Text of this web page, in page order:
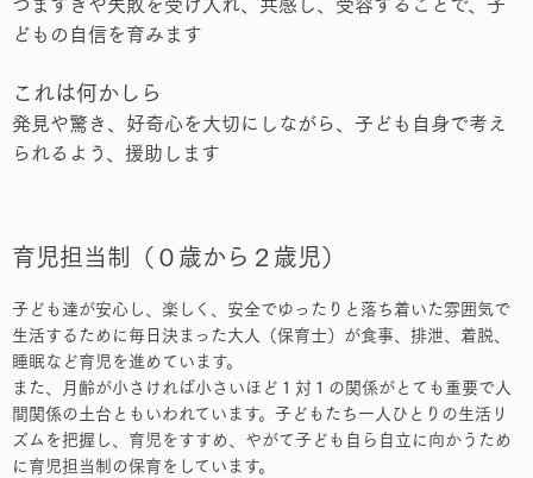
つまずきや失敗を受け入れ、共感し、受容することで、子
どもの自信を育みます
これは何かしら
発見や驚き、好奇心を大切にしながら、子ども自身で考え
られるよう、援助します
育児担当制（０歳から２歳児）
子ども達が安心し、楽しく、安全でゆったりと落ち着いた雰囲気で
生活するために毎日決まった大人（保育士）が食事、排泄、着脱、
睡眠など育児を進めています。
また、月齢が小さければ小さいほど１対１の関係がとても重要で人
間関係の土台ともいわれています。子どもたち一人ひとりの生活リ
ズムを把握し、育児をすすめ、やがて子ども自ら自立に向かうため
に育児担当制の保育をしています。